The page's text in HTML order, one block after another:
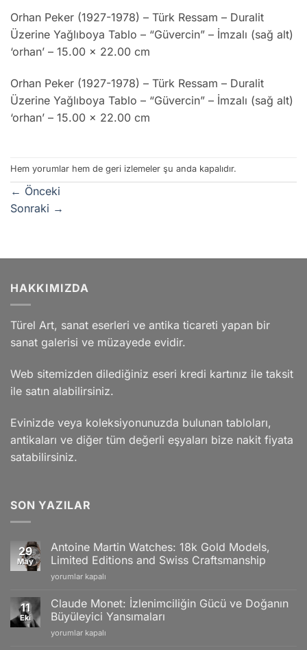
Orhan Peker (1927-1978) – Türk Ressam – Duralit
Üzerine Yağlıboya Tablo – “Güvercin” – İmzalı (sağ alt)
‘orhan’ – 15.00 x 22.00 cm
Orhan Peker (1927-1978) – Türk Ressam – Duralit
Üzerine Yağlıboya Tablo – “Güvercin” – İmzalı (sağ alt)
‘orhan’ – 15.00 x 22.00 cm
Hem yorumlar hem de geri izlemeler şu anda kapalıdır.
← Önceki
Sonraki →
HAKKIMIZDA
Türel Art, sanat eserleri ve antika ticareti yapan bir
sanat galerisi ve müzayede evidir.
Web sitemizden dilediğiniz eseri kredi kartınız ile taksit
ile satın alabilirsiniz.
Evinizde veya koleksiyonunuzda bulunan tabloları,
antikaları ve diğer tüm değerli eşyaları bize nakit fiyata
satabilirsiniz.
SON YAZILAR
29
May
Antoine Martin Watches: 18k Gold Models,
Limited Editions and Swiss Craftsmanship
Antoine
Watches:
18k
Gold
Models,
yorumlar kapalı
11
Eki
Claude Monet: İzlenimciliğin Gücü ve Doğanın
Büyüleyici Yansımaları
Claude
yorumlar kapalı